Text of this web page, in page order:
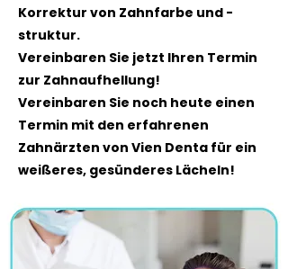
Korrektur von Zahnfarbe und -
struktur.
Vereinbaren Sie jetzt Ihren Termin
zur Zahnaufhellung!
Vereinbaren Sie noch heute einen
Termin mit den erfahrenen
Zahnärzten von Vien Denta für ein
weißeres, gesünderes Lächeln!